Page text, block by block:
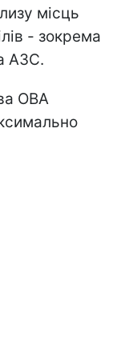
місць
- зокрема
АЗС.
ОВА